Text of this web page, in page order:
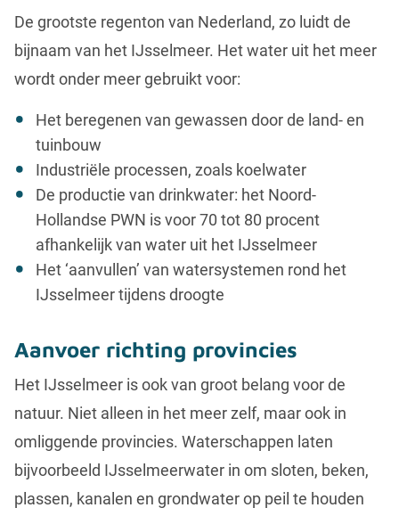
De grootste regenton van Nederland, zo luidt de
bijnaam van het IJsselmeer. Het water uit het meer
wordt onder meer gebruikt voor:
Het beregenen van gewassen door de land- en
tuinbouw
Industriële processen, zoals koelwater
De productie van drinkwater: het Noord-
Hollandse PWN is voor 70 tot 80 procent
afhankelijk van water uit het IJsselmeer
Het ‘aanvullen’ van watersystemen rond het
IJsselmeer tijdens droogte
Aanvoer richting provincies
Het IJsselmeer is ook van groot belang voor de
natuur. Niet alleen in het meer zelf, maar ook in
omliggende provincies. Waterschappen laten
bijvoorbeeld IJsselmeerwater in om sloten, beken,
plassen, kanalen en grondwater op peil te houden